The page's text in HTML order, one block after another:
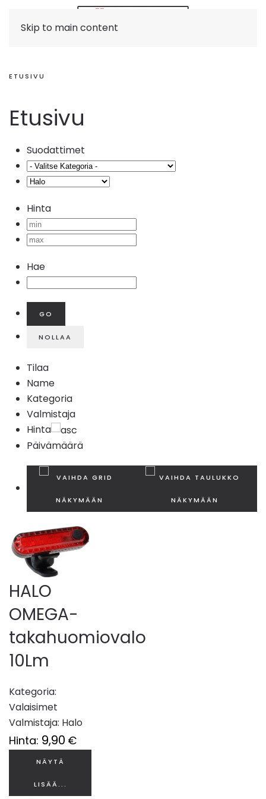
Skip to main content
ETUSIVU
Etusivu
Suodattimet
Hinta
Hae
Tilaa
Name
Kategoria
Valmistaja
Hinta
Päivämäärä
HALO
OMEGA-
takahuomiovalo
10Lm
Kategoria:
Valaisimet
Valmistaja: Halo
Hinta: 9,90 €
NÄYTÄ
LISÄÄ...